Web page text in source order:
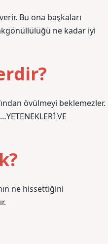
Bu ona başkaları
ne kadar iyi
övülmeyi beklemezler.
VE
ne hissettiğini